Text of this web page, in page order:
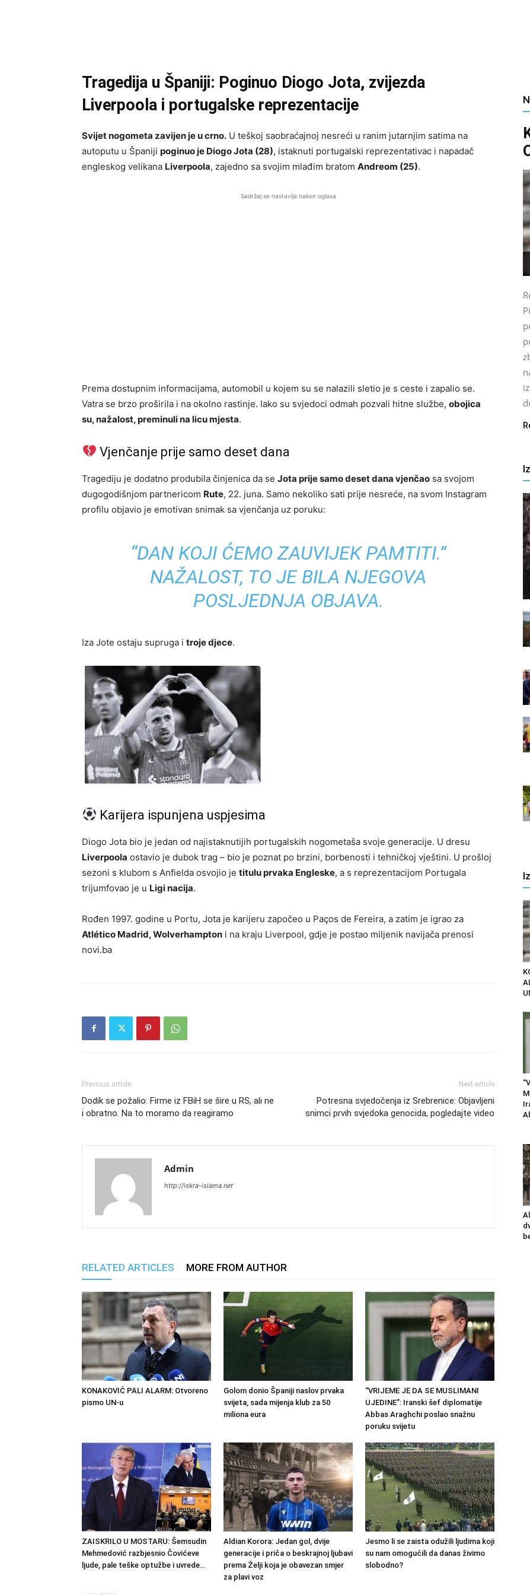
Tragedija u Španiji: Poginuo Diogo Jota, zvijezda
Liverpoola i portugalske reprezentacije
Svijet nogometa zavijen je u crno. U teškoj saobraćajnoj nesreći u ranim jutarnjim satima na
autoputu u Španiji poginuo je Diogo Jota (28), istaknuti portugalski reprezentativac i napadač
engleskog velikana Liverpoola, zajedno sa svojim mlađim bratom Andreom (25).
Sadržaj se nastavlja nakon oglasa
Prema dostupnim informacijama, automobil u kojem su se nalazili sletio je s ceste i zapalio se.
Vatra se brzo proširila i na okolno rastinje. Iako su svjedoci odmah pozvali hitne službe, obojica
su, nažalost, preminuli na licu mjesta.
Vjenčanje prije samo deset dana
Tragediju je dodatno produbila činjenica da se Jota prije samo deset dana vjenčao sa svojom
dugogodišnjom partnericom Rute, 22. juna. Samo nekoliko sati prije nesreće, na svom Instagram
profilu objavio je emotivan snimak sa vjenčanja uz poruku:
“DAN KOJI ĆEMO ZAUVIJEK PAMTITI.”
NAŽALOST, TO JE BILA NJEGOVA
POSLJEDNJA OBJAVA.
Iza Jote ostaju supruga i troje djece.
Karijera ispunjena uspjesima
Diogo Jota bio je jedan od najistaknutijih portugalskih nogometaša svoje generacije. U dresu
Liverpoola ostavio je dubok trag – bio je poznat po brzini, borbenosti i tehničkoj vještini. U prošloj
sezoni s klubom s Anfielda osvojio je titulu prvaka Engleske, a s reprezentacijom Portugala
trijumfovao je u Ligi nacija.
Rođen 1997. godine u Portu, Jota je karijeru započeo u Paços de Ferei­ra, a zatim je igrao za
Atlético Madrid, Wolverhampton i na kraju Liverpool, gdje je postao miljenik navijača prenosi
novi.ba
Previous article
Dodik se požalio: Firme iz FBiH se šire u RS, ali ne
i obratno. Na to moramo da reagiramo
Next article
Potresna svjedočenja iz Srebrenice: Objavljeni
snimci prvih svjedoka genocida, pogledajte video
Admin
http://iskra-islama.net
RELATED ARTICLES MORE FROM AUTHOR
KONAKOVIĆ PALI ALARM: Otvoreno
pismo UN-u
Golom donio Španiji naslov prvaka
svijeta, sada mijenja klub za 50
miliona eura
“VRIJEME JE DA SE MUSLIMANI
UJEDINE”: Iranski šef diplomatije
Abbas Araghchi poslao snažnu
poruku svijetu
ZAISKRILO U MOSTARU: Šemsudin
Mehmedović razbjesnio Čovićeve
ljude, pale teške optužbe i uvrede…
Aldian Korora: Jedan gol, dvije
generacije i priča o beskrajnoj ljubavi
prema Želji koja je obavezan smjer
za plavi voz
Jesmo li se zaista odužili ljudima koji
su nam omogućili da danas živimo
slobodno?